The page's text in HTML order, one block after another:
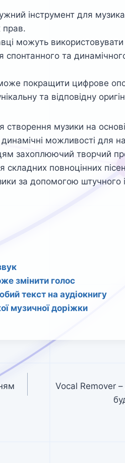
інструмент для
прав.
можуть використовувати
та
покращити цифрове
та відповідну
створення музики на
можливості для
захоплюючий творчий
складних повноцінних
за допомогою штучного
змінити голос
текст на аудіокнигу
музичної доріжки
Vocal Remover